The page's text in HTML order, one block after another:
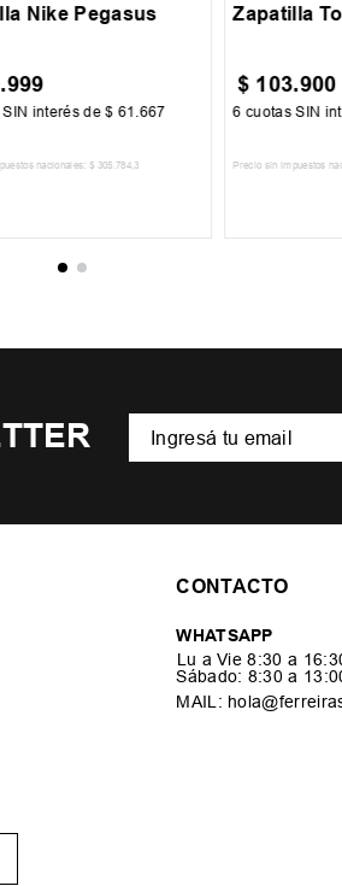
Nike Pegasus
.999
SIN interés de$ 61 667
nacionales: $ 305 .784,3
Zapatilla
$ 103.900
6 cuotas SIN
Precio sin impuestos
CONTACTO
WHATSAPP
Lu a Vie 8:30 a
Sábado: 8:30 a
MAIL: